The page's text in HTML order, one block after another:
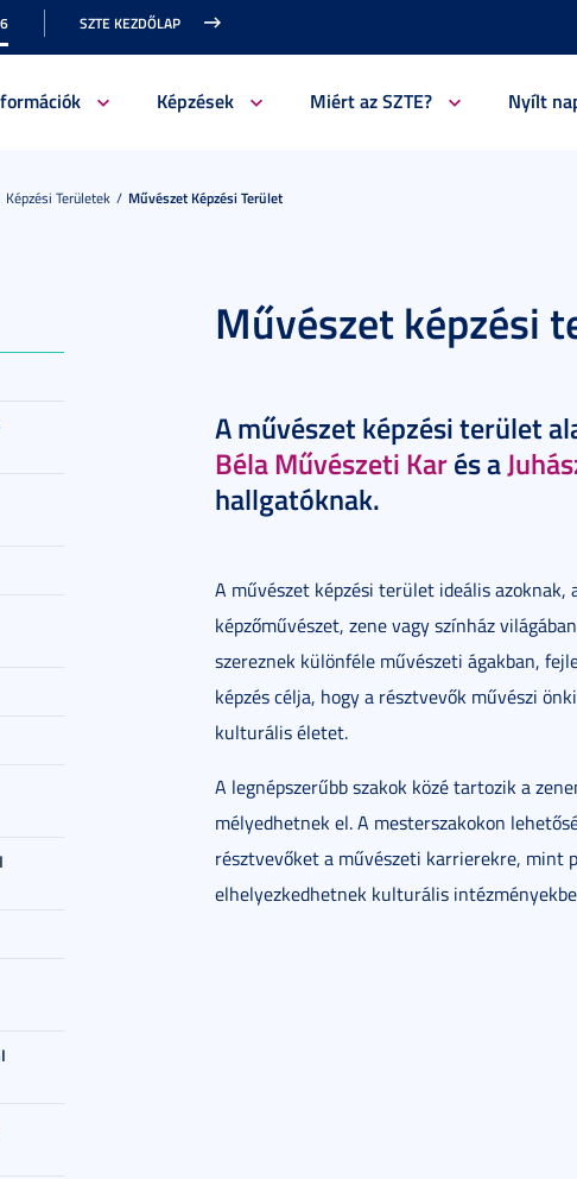
SZTE KEZDŐLAP
Képzések Miért az SZTE? Nyílt
Képzési Területek Művészet Képzési Terület
Művészet képzési
A művészet képzési terület
Béla Művészeti Karés a
hallgatóknak.
A művészet képzési terület ideális
képzőművészet, zene vagy színház
szereznek különféle művészeti ágakban,
képzés célja, hogy a résztvevők művészi
kulturális életet.
A legnépszerűbb szakok közé tartozik a
mélyedhetnek el. A mesterszakokon
résztvevőket a művészeti karrierekre, mint
elhelyezkedhetnek kulturális